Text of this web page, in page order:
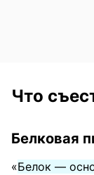
Что
Белковая
«Белок —